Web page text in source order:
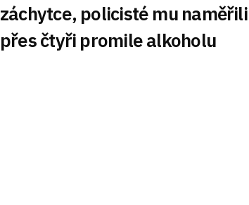
záchytce, policisté mu naměřili
přes čtyři promile alkoholu